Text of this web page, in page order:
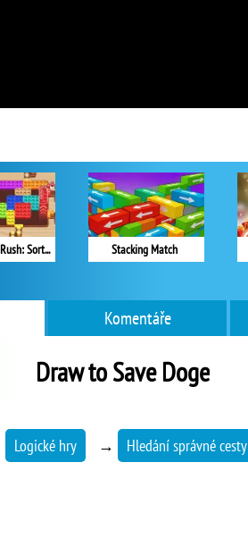
Coffee Match Rush: Sort Puzzle Stacking Match
Komentáře
Draw to Save Doge
Logické hry → Hledání správné cesty